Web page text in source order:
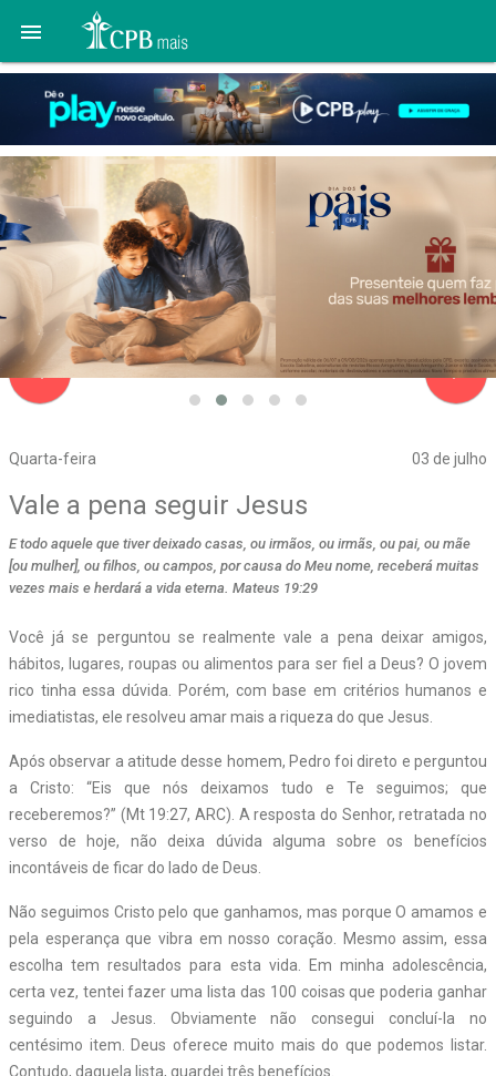

Quarta-feira 03 de julho
navigate_before
Vale a pena seguir Jesus
E todo aquele que tiver deixado casas, ou irmãos, ou irmãs, ou pai, ou mãe
[ou mulher], ou filhos, ou campos, por causa do Meu nome, receberá muitas
vezes mais e herdará a vida eterna. Mateus 19:29
Você já se perguntou se realmente vale a pena deixar amigos,
hábitos, lugares, roupas ou alimentos para ser fiel a Deus? O jovem
rico tinha essa dúvida. Porém, com base em critérios humanos e
imediatistas, ele resolveu amar mais a riqueza do que Jesus.
Após observar a atitude desse homem, Pedro foi direto e perguntou
a Cristo: “Eis que nós deixamos tudo e Te seguimos; que
receberemos?” (Mt 19:27, ARC). A resposta do Senhor, retratada no
verso de hoje, não deixa dúvida alguma sobre os benefícios
incontáveis de ficar do lado de Deus.
Não seguimos Cristo pelo que ganhamos, mas porque O amamos e
pela esperança que vibra em nosso coração. Mesmo assim, essa
escolha tem resultados para esta vida. Em minha adolescência,
certa vez, tentei fazer uma lista das 100 coisas que poderia ganhar
seguindo a Jesus. Obviamente não consegui concluí-la no
centésimo item. Deus oferece muito mais do que podemos listar.
Contudo, daquela lista, guardei três benefícios.
navigate_next